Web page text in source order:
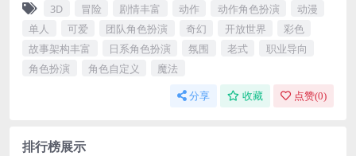
3D 冒险 剧情丰富 动作 动作角色扮演
动漫
单人
可爱 团队角色扮演 奇幻 开放世界
彩色
故事架构丰富
日系角色扮演 氛围 老式
职业导向
角色扮演
角色自定义 魔法
分享 收藏 点赞(0)
排行榜展示